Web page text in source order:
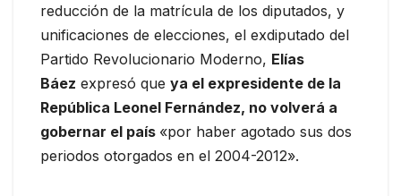
reducción de la matrícula de los diputados, y
unificaciones de elecciones, el exdiputado del
Partido Revolucionario Moderno, Elías
Báez expresó que ya el expresidente de la
República Leonel Fernández, no volverá a
gobernar el país «por haber agotado sus dos
periodos otorgados en el 2004-2012».